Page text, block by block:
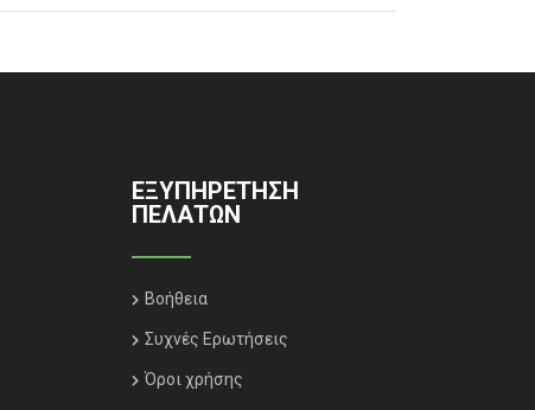
ΕΞΥΠΗΡΈΤΗΣΗ
ΠΕΛΑΤΏΝ
Βοήθεια
Συχνές Ερωτήσεις
Όροι χρήσης